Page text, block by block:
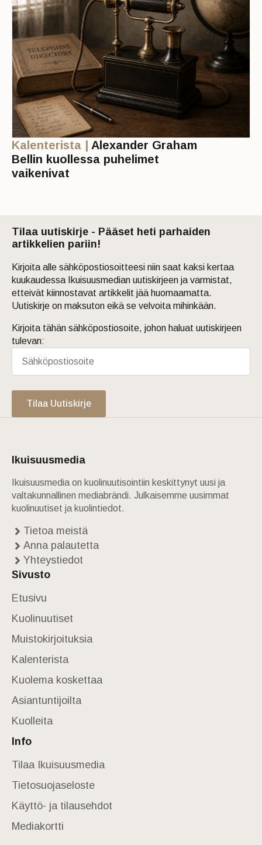
Kalenterista | Alexander Graham
Bellin kuollessa puhelimet
vaikenivat
Tilaa uutiskirje - Pääset heti parhaiden
artikkelien pariin!
Kirjoita alle sähköpostiosoitteesi niin saat kaksi kertaa
kuukaudessa Ikuisuusmedian uutiskirjeen ja varmistat,
etteivät kiinnostavat artikkelit jää huomaamatta.
Uutiskirje on maksuton eikä se velvoita mihinkään.
Kirjoita tähän sähköpostiosoite, johon haluat uutiskirjeen
tulevan:
Tilaa Uutiskirje
Ikuisuusmedia
Ikuisuusmedia on kuolinuutisointiin keskittynyt uusi ja
valtakunnallinen mediabrändi. Julkaisemme uusimmat
kuolinuutiset ja kuolintiedot.
Tietoa meistä
Anna palautetta
Yhteystiedot
Sivusto
Etusivu
Kuolinuutiset
Muistokirjoituksia
Kalenterista
Kuolema koskettaa
Asiantuntijoilta
Kuolleita
Info
Tilaa Ikuisuusmedia
Tietosuojaseloste
Käyttö- ja tilausehdot
Mediakortti